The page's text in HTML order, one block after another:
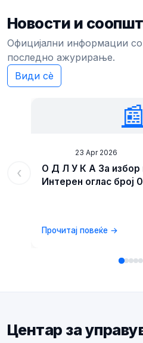
Новости и
Официјални информации со
последно ажурирање.
Види сè
‹
📰
23 Apr 2026
О Д Л У К А За избор
Интерен оглас број
Прочитај повеќе →
Центар за